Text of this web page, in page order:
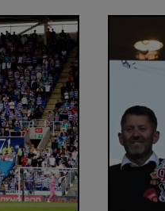
Fotbalistul român